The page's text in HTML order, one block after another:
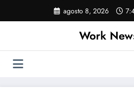
o
agosto 8, 2026
Work